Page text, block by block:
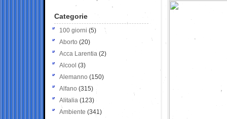
Categorie
100 giorni (5)
Aborto (20)
Acca Larentia (2)
Alcool (3)
Alemanno (150)
Alfano (315)
Alitalia (123)
Ambiente (341)